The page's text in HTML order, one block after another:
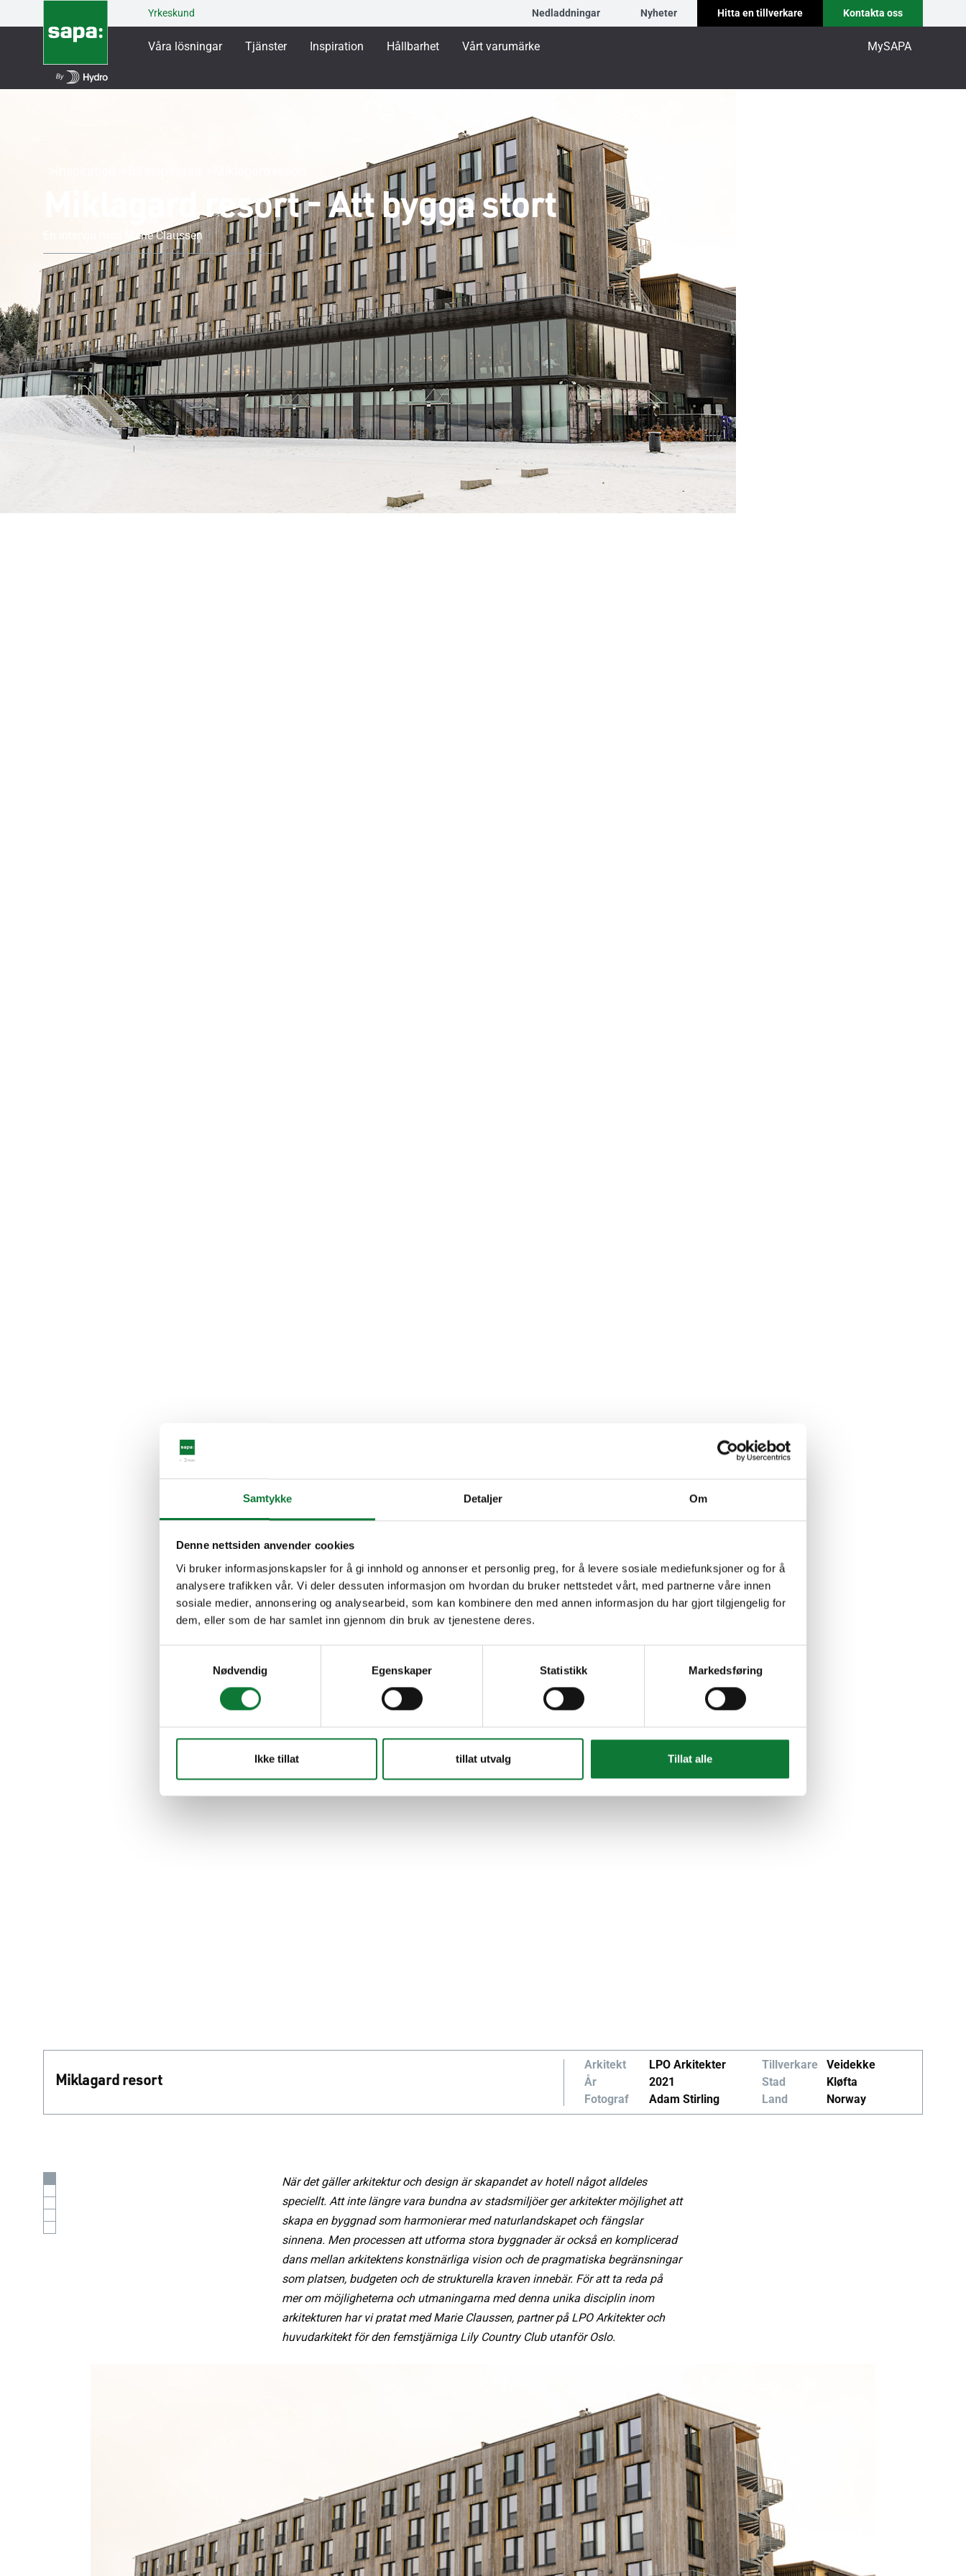
Samtykke Detaljer Om
Denne nettsiden anvender cookies
Vi bruker informasjonskapsler for å gi innhold og annonser et personlig preg, for å levere sosiale mediefunksjoner og for å
analysere trafikken vår. Vi deler dessuten informasjon om hvordan du bruker nettstedet vårt, med partnerne våre innen
sosiale medier, annonsering og analysearbeid, som kan kombinere den med annen informasjon du har gjort tilgjengelig for
dem, eller som de har samlet inn gjennom din bruk av tjenestene deres.
Nødvendig
Egenskaper Statistikk Markedsføring
Ikke tillat tillat utvalg Tillat alle
Yrkeskund Nedladdningar Nyheter Hitta en tillverkare Kontakta oss
Våra lösningar Tjänster Inspiration Hållbarhet Vårt varumärke MySAPA
Miklagard resort - Att bygga stort
En intervju med Marie Claussen
Miklagard resort
Arkitekt
LPO Arkitekter
År
2021
Fotograf
Adam Stirling
Tillverkare
Veidekke
Stad
Kløfta
Land
Norway
När det gäller arkitektur och design är skapandet av hotell något alldeles
speciellt. Att inte längre vara bundna av stadsmiljöer ger arkitekter möjlighet att
skapa en byggnad som harmonierar med naturlandskapet och fängslar
sinnena. Men processen att utforma stora byggnader är också en komplicerad
dans mellan arkitektens konstnärliga vision och de pragmatiska begränsningar
som platsen, budgeten och de strukturella kraven innebär. För att ta reda på
mer om möjligheterna och utmaningarna med denna unika disciplin inom
arkitekturen har vi pratat med Marie Claussen, partner på LPO Arkitekter och
huvudarkitekt för den femstjärniga Lily Country Club utanför Oslo.